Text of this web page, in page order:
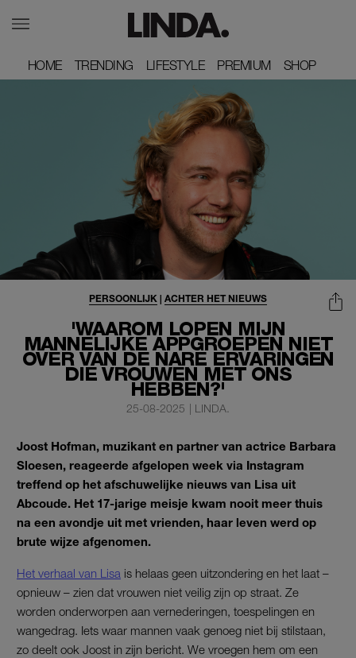
HOME
HOME TRENDING
TRENDING LIFESTYLE
LIFESTYLE PREMIUM
PREMIUM SHOP
SHOP
'WAAROM LOPEN MIJN
MANNELIJKE APPGROEPEN NIET
OVER VAN DE NARE ERVARINGEN
DIE VROUWEN MET ONS
HEBBEN?'
PERSOONLIJK | ACHTER HET NIEUWS
25-08-2025 | LINDA.
Joost Hofman, muzikant en partner van actrice Barbara
Sloesen, reageerde afgelopen week via Instagram
treffend op het afschuwelijke nieuws van Lisa uit
Abcoude. Het 17-jarige meisje kwam nooit meer thuis
na een avondje uit met vrienden, haar leven werd op
brute wijze afgenomen.
Het verhaal van Lisa is helaas geen uitzondering en het laat –
opnieuw – zien dat vrouwen niet veilig zijn op straat. Ze
worden onderworpen aan vernederingen, toespelingen en
wangedrag. Iets waar mannen vaak genoeg niet bij stilstaan,
zo deelt ook Joost in zijn bericht. We vroegen hem om een